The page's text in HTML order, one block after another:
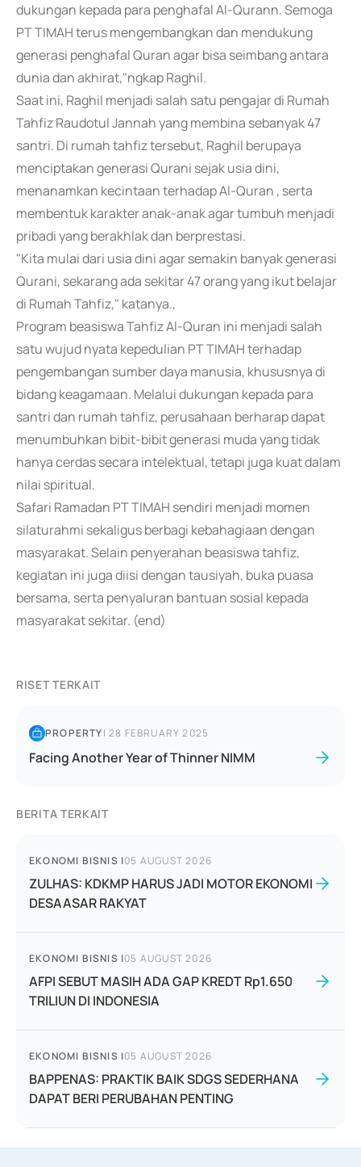
dukungan kepada para penghafal Al-Qurann. Semoga
PT TIMAH terus mengembangkan dan mendukung
generasi penghafal Quran agar bisa seimbang antara
dunia dan akhirat,"ngkap Raghil.
Saat ini, Raghil menjadi salah satu pengajar di Rumah
Tahfiz Raudotul Jannah yang membina sebanyak 47
santri. Di rumah tahfiz tersebut, Raghil berupaya
menciptakan generasi Qurani sejak usia dini,
menanamkan kecintaan terhadap Al-Quran , serta
membentuk karakter anak-anak agar tumbuh menjadi
pribadi yang berakhlak dan berprestasi.
"Kita mulai dari usia dini agar semakin banyak generasi
Qurani, sekarang ada sekitar 47 orang yang ikut belajar
di Rumah Tahfiz," katanya.,
Program beasiswa Tahfiz Al-Quran ini menjadi salah
satu wujud nyata kepedulian PT TIMAH terhadap
pengembangan sumber daya manusia, khususnya di
bidang keagamaan. Melalui dukungan kepada para
santri dan rumah tahfiz, perusahaan berharap dapat
menumbuhkan bibit-bibit generasi muda yang tidak
hanya cerdas secara intelektual, tetapi juga kuat dalam
nilai spiritual.
Safari Ramadan PT TIMAH sendiri menjadi momen
silaturahmi sekaligus berbagi kebahagiaan dengan
masyarakat. Selain penyerahan beasiswa tahfiz,
kegiatan ini juga diisi dengan tausiyah, buka puasa
bersama, serta penyaluran bantuan sosial kepada
masyarakat sekitar. (end)
RISET TERKAIT
PROPERTY|28 FEBRUARY 2025
Facing Another Year of Thinner NIMM
BERITA TERKAIT
EKONOMI BISNIS |05 AUGUST 2026
ZULHAS: KDKMP HARUS JADI MOTOR EKONOMI
DESAASAR RAKYAT
EKONOMI BISNIS |05 AUGUST 2026
AFPI SEBUT MASIH ADA GAP KREDT Rp1.650
TRILIUN DI INDONESIA
EKONOMI BISNIS |05 AUGUST 2026
BAPPENAS: PRAKTIK BAIK SDGS SEDERHANA
DAPAT BERI PERUBAHAN PENTING